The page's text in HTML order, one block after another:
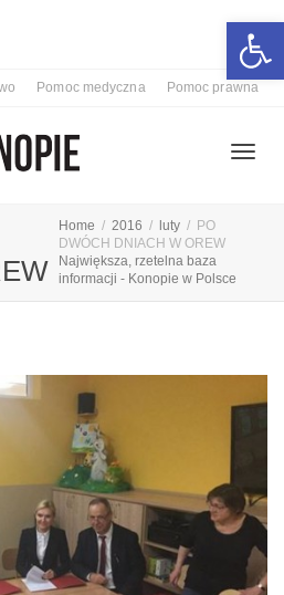
Pomoc medyczna Pomoc prawna
Home 2016 luty
PO
DWÓCH DNIACH W OREW
Największa, rzetelna baza
informacji - Konopie w Polsce